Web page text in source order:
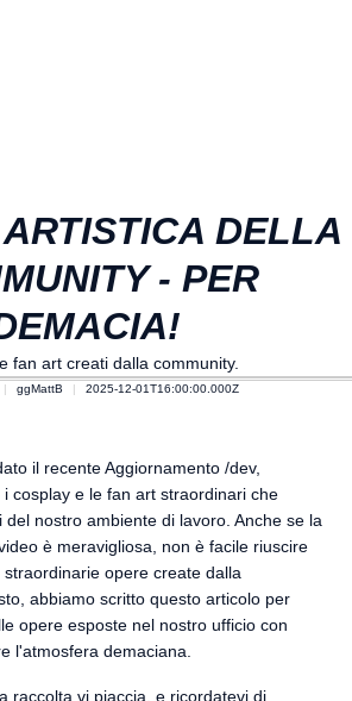
DELLA
- PER
fan art creati dalla community.
ggMattB 2025-12-01T16:00:00.000Z
il recente Aggiornamento /dev,
cosplay e le fan art straordinari che
nostro ambiente di lavoro. Anche se la
è meravigliosa, non è facile riuscire
opere create dalla
abbiamo scritto questo articolo per
opere esposte nel nostro ufficio con
l'atmosfera demaciana.
raccolta vi piaccia, e ricordatevi di